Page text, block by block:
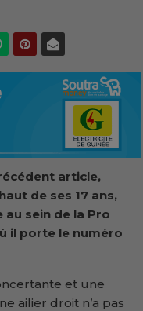
article,
de ses 17 ans,
sein de la Pro
il porte le numéro
et une
ailier droit n’a pas